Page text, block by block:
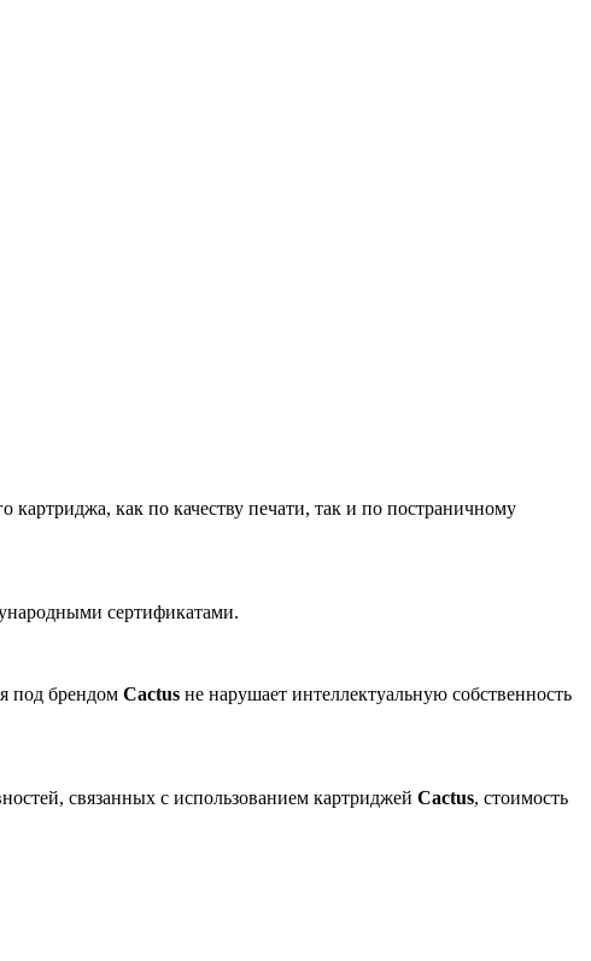
картриджа, как по качеству печати, так и по постраничному
сертификатами.
под брендом Cactus не нарушает интеллектуальную собственность
связанных с использованием картриджей Cactus, стоимость